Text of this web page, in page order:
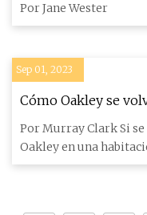
Por Jane Wester
Sep 01, 2023
Cómo Oakley se
Por Murray Clark Si se
Oakley en una
Hay cicl